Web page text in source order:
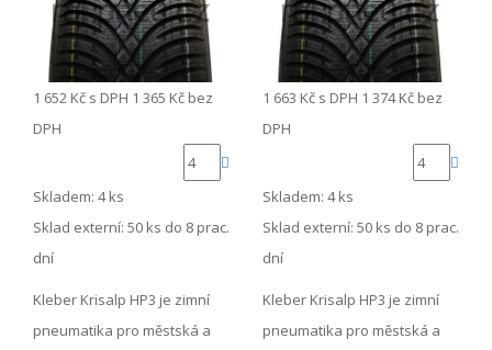
1 652 Kč s DPH 1 365 Kč bez
DPH
Skladem: 4 ks
Sklad externí: 50 ks do 8 prac.
dní
Kleber Krisalp HP3 je zimní
pneumatika pro městská a
1 663 Kč s DPH 1 374 Kč bez
DPH
Skladem: 4 ks
Sklad externí: 50 ks do 8 prac.
dní
Kleber Krisalp HP3 je zimní
pneumatika pro městská a